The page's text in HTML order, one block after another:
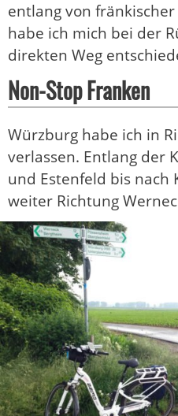
entlang von
habe ich mich bei der
direkten Weg
Non-Stop Franken
Würzburg habe ich in
verlassen. Entlang der
und Estenfeld bis nach
weiter Richtung